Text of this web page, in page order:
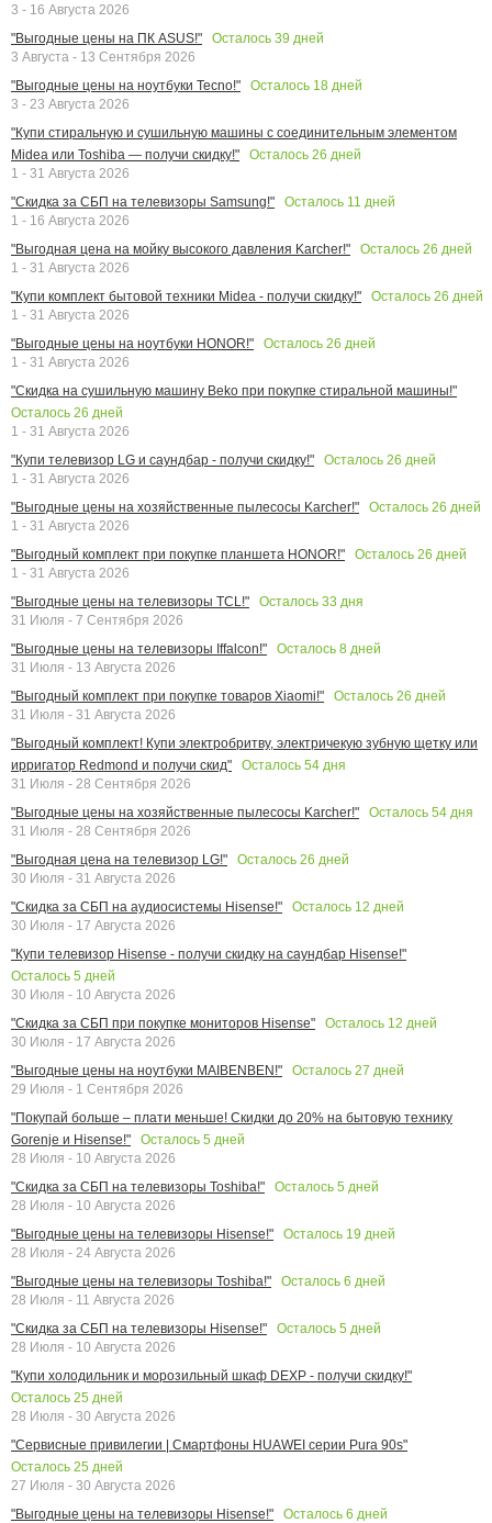
3 - 16 Августа 2026
"Выгодные цены на ПК ASUS!"
Осталось 39 дней
3 Августа - 13 Сентября 2026
"Выгодные цены на ноутбуки Tecno!"
Осталось 18 дней
3 - 23 Августа 2026
"Купи стиральную и сушильную машины с соединительным элементом
Midea или Toshiba — получи скидку!"
Осталось 26 дней
1 - 31 Августа 2026
"Скидка за СБП на телевизоры Samsung!"
Осталось 11 дней
1 - 16 Августа 2026
"Выгодная цена на мойку высокого давления Karcher!"
Осталось 26 дней
1 - 31 Августа 2026
"Купи комплект бытовой техники Midea - получи скидку!"
Осталось 26 дней
1 - 31 Августа 2026
"Выгодные цены на ноутбуки HONOR!"
Осталось 26 дней
1 - 31 Августа 2026
"Скидка на сушильную машину Beko при покупке стиральной машины!"
Осталось 26 дней
1 - 31 Августа 2026
"Купи телевизор LG и саундбар - получи скидку!"
Осталось 26 дней
1 - 31 Августа 2026
"Выгодные цены на хозяйственные пылесосы Karcher!"
Осталось 26 дней
1 - 31 Августа 2026
"Выгодный комплект при покупке планшета HONOR!"
Осталось 26 дней
1 - 31 Августа 2026
"Выгодные цены на телевизоры TCL!"
Осталось 33 дня
31 Июля - 7 Сентября 2026
"Выгодные цены на телевизоры Iffalcon!"
Осталось 8 дней
31 Июля - 13 Августа 2026
"Выгодный комплект при покупке товаров Xiaomi!"
Осталось 26 дней
31 Июля - 31 Августа 2026
"Выгодный комплект! Купи электробритву, электричекую зубную щетку или
ирригатор Redmond и получи скид"
Осталось 54 дня
31 Июля - 28 Сентября 2026
"Выгодные цены на хозяйственные пылесосы Karcher!"
Осталось 54 дня
31 Июля - 28 Сентября 2026
"Выгодная цена на телевизор LG!"
Осталось 26 дней
30 Июля - 31 Августа 2026
"Скидка за СБП на аудиосистемы Hisense!"
Осталось 12 дней
30 Июля - 17 Августа 2026
"Купи телевизор Hisense - получи скидку на саундбар Hisense!"
Осталось 5 дней
30 Июля - 10 Августа 2026
"Скидка за СБП при покупке мониторов Hisense"
Осталось 12 дней
30 Июля - 17 Августа 2026
"Выгодные цены на ноутбуки MAIBENBEN!"
Осталось 27 дней
29 Июля - 1 Сентября 2026
"Покупай больше – плати меньше! Скидки до 20% на бытовую технику
Gorenje и Hisense!"
Осталось 5 дней
28 Июля - 10 Августа 2026
"Скидка за СБП на телевизоры Toshiba!"
Осталось 5 дней
28 Июля - 10 Августа 2026
"Выгодные цены на телевизоры Hisense!"
Осталось 19 дней
28 Июля - 24 Августа 2026
"Выгодные цены на телевизоры Toshiba!"
Осталось 6 дней
28 Июля - 11 Августа 2026
"Скидка за СБП на телевизоры Hisense!"
Осталось 5 дней
28 Июля - 10 Августа 2026
"Купи холодильник и морозильный шкаф DEXP - получи скидку!"
Осталось 25 дней
28 Июля - 30 Августа 2026
"Сервисные привилегии | Смартфоны HUAWEI серии Pura 90s"
Осталось 25 дней
27 Июля - 30 Августа 2026
"Выгодные цены на телевизоры Hisense!"
Осталось 6 дней